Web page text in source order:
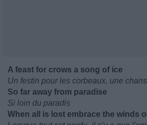
A feast for crows a song of ice
Un festin pour les corbeaux, une
So far away from paradise
Si loin du paradis
When all is lost embrace the winds